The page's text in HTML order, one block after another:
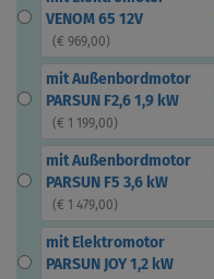
VENOM 65 12V
( € 969,00)
mit Außenbordmotor
PARSUN F2,6 1,9 kW
( € 1 199,00)
mit Außenbordmotor
PARSUN F5 3,6 kW
( € 1 479,00)
mit Elektromotor
PARSUN JOY 1,2 kW